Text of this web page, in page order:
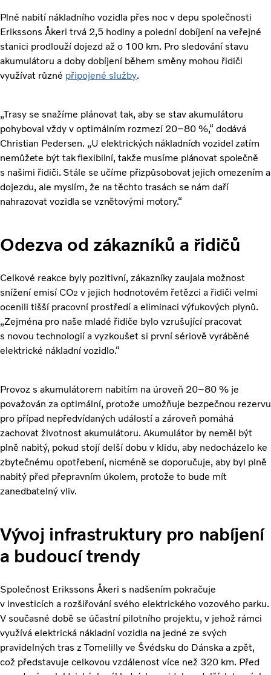
Plné nabití nákladního vozidla přes noc v depu společnosti
Erikssons Åkeri trvá 2,5 hodiny a polední dobíjení na veřejné
stanici prodlouží dojezd až o 100 km. Pro sledování stavu
akumulátoru a doby dobíjení během směny mohou řidiči
využívat různé připojené služby.
„Trasy se snažíme plánovat tak, aby se stav akumulátoru
pohyboval vždy v optimálním rozmezí 20–80 %,“ dodává
Christian Pedersen. „U elektrických nákladních vozidel zatím
nemůžete být tak flexibilní, takže musíme plánovat společně
s našimi řidiči. Stále se učíme přizpůsobovat jejich omezením a
dojezdu, ale myslím, že na těchto trasách se nám daří
nahrazovat vozidla se vznětovými motory.“
Odezva od zákazníků a řidičů
Celkové reakce byly pozitivní, zákazníky zaujala možnost
snížení emisí CO2 v jejich hodnotovém řetězci a řidiči velmi
ocenili tišší pracovní prostředí a eliminaci výfukových plynů.
„Zejména pro naše mladé řidiče bylo vzrušující pracovat
s novou technologií a vyzkoušet si první sériově vyráběné
elektrické nákladní vozidlo.“
Provoz s akumulátorem nabitím na úroveň 20–80 % je
považován za optimální, protože umožňuje bezpečnou rezervu
pro případ nepředvídaných událostí a zároveň pomáhá
zachovat životnost akumulátoru. Akumulátor by neměl být
plně nabitý, pokud stojí delší dobu v klidu, aby nedocházelo ke
zbytečnému opotřebení, nicméně se doporučuje, aby byl plně
nabitý před přepravním úkolem, protože to bude mít
zanedbatelný vliv.
Vývoj infrastruktury pro nabíjení
a budoucí trendy
Společnost Erikssons Åkeri s nadšením pokračuje
v investicích a rozšiřování svého elektrického vozového parku.
V současné době se účastní pilotního projektu, v jehož rámci
využívá elektrická nákladní vozidla na jedné ze svých
pravidelných tras z Tomelilly ve Švédsku do Dánska a zpět,
což představuje celkovou vzdálenost více než 320 km. Před